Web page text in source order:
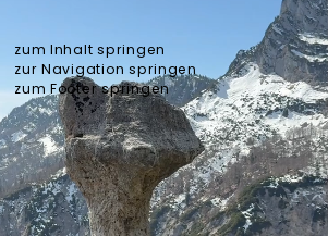
zum Inhalt springen
zur Navigation springen
zum Footer springen